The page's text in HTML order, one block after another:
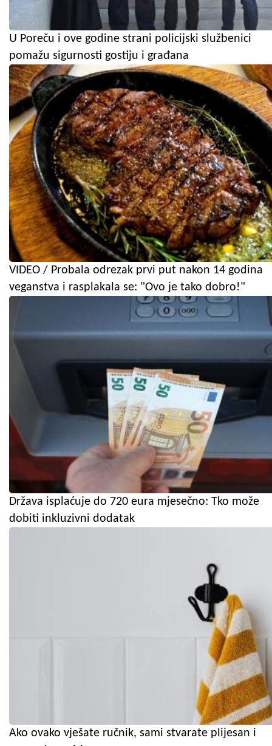
U Poreču i ove godine strani policijski službenici
pomažu sigurnosti gostiju i građana
VIDEO / Probala odrezak prvi put nakon 14 godina
veganstva i rasplakala se: "Ovo je tako dobro!"
Država isplaćuje do 720 eura mjesečno: Tko može
dobiti inkluzivni dodatak
Ako ovako vješate ručnik, sami stvarate plijesan i